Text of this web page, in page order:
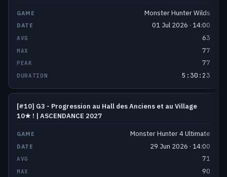
Monster Hunter Wilds
01 Jul 2026 · 14:00
63
77
77
5:30:23
[#10] G3 - Progression au Hall des Anciens et au Village
10★ ! | ASCENDANCE 2027
Monster Hunter 4 Ultimate
29 Jun 2026 · 14:00
71
90